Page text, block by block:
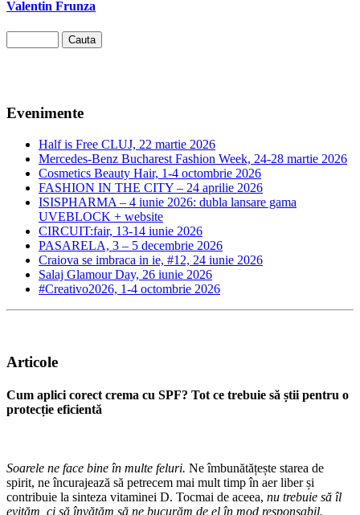
Valentin Frunza
Evenimente
Half is Free CLUJ, 22 martie 2026
Mercedes-Benz Bucharest Fashion Week, 24-28 martie 2026
Cosmetics Beauty Hair, 1-4 octombrie 2026
FASHION IN THE CITY – 24 aprilie 2026
ISISPHARMA – 4 iunie 2026: dubla lansare gama
UVEBLOCK + website
CIRCUIT:fair, 13-14 iunie 2026
PASARELA, 3 – 5 decembrie 2026
Craiova se imbraca in ie, #12, 24 iunie 2026
Salaj Glamour Day, 26 iunie 2026
#Creativo2026, 1-4 octombrie 2026
Articole
Cum aplici corect crema cu SPF? Tot ce trebuie să știi pentru o
protecție eficientă
Soarele ne face bine în multe feluri. Ne îmbunătățește starea de
spirit, ne încurajează să petrecem mai mult timp în aer liber și
contribuie la sinteza vitaminei D. Tocmai de aceea, nu trebuie să îl
evităm, ci să învățăm să ne bucurăm de el în mod responsabil.